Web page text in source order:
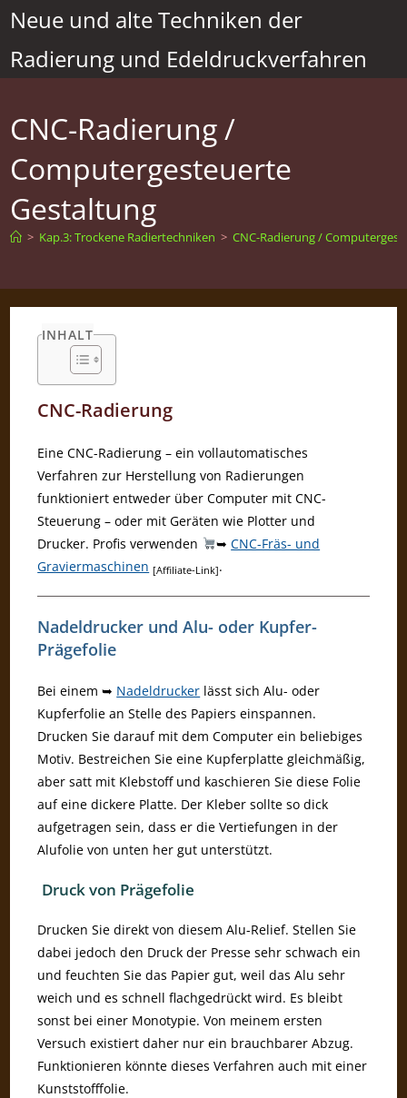
Zum
Inhalt
springen
Neue und alte Techniken der
Radierung und Edeldruckverfahren
CNC-Radierung /
Computergesteuerte
Gestaltung
> Kap.3: Trockene Radiertechniken > CNC-Radierung /
INHALT
CNC-Radierung
Eine CNC-Radierung – ein vollautomatisches
Verfahren zur Herstellung von Radierungen
funktioniert entweder über Computer mit CNC-
Steuerung – oder mit Geräten wie Plotter und
Drucker. Profis verwenden
➥CNC-Fräs- und
Graviermaschinen [Affiliate-Link].
Nadeldrucker und Alu- oder Kupfer-
Prägefolie
Bei einem ➥ Nadeldrucker lässt sich Alu- oder
Kupferfolie an Stelle des Papiers einspannen.
Drucken Sie darauf mit dem Computer ein beliebiges
Motiv. Bestreichen Sie eine Kupferplatte gleichmäßig,
aber satt mit Klebstoff und kaschieren Sie diese Folie
auf eine dickere Platte. Der Kleber sollte so dick
aufgetragen sein, dass er die Vertiefungen in der
Alufolie von unten her gut unterstützt.
Druck von Prägefolie
Drucken Sie direkt von diesem Alu-Relief. Stellen Sie
dabei jedoch den Druck der Presse sehr schwach ein
und feuchten Sie das Papier gut, weil das Alu sehr
weich und es schnell flachgedrückt wird. Es bleibt
sonst bei einer Monotypie. Von meinem ersten
Versuch existiert daher nur ein brauchbarer Abzug.
Funktionieren könnte dieses Verfahren auch mit einer
Kunststofffolie.